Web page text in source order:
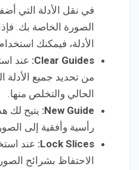
في نقل الأدلة التي
الصورة الخاصة بك.
الأدلة، فيمكنك
Clear Guides: عند
من تحديد جميع الأدلة
الحالي والتخلص منها.
New Guide: يتيح لك
رأسية وأفقية إلى
Lock Slices: عند
الاحتفاظ بشرائح